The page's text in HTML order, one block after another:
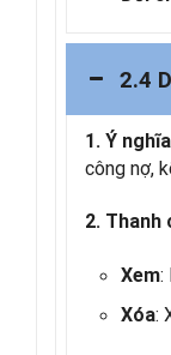
2.4
1. Ý
công nợ,
2.
Xem:
Xóa: